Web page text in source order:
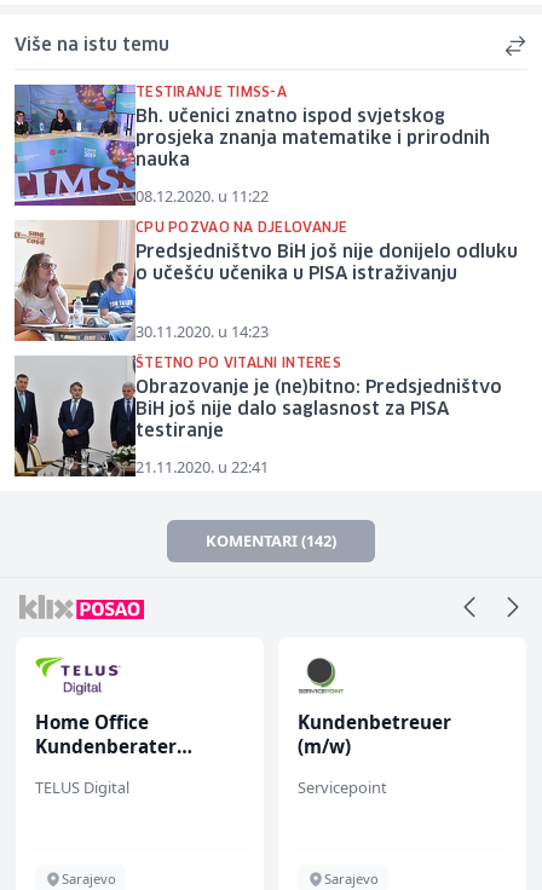
Više na istu temu
TESTIRANJE TIMSS-A
Bh. učenici znatno ispod svjetskog
prosjeka znanja matematike i prirodnih
nauka
08.12.2020. u 11:22
CPU POZVAO NA DJELOVANJE
Predsjedništvo BiH još nije donijelo odluku
o učešću učenika u PISA istraživanju
30.11.2020. u 14:23
ŠTETNO PO VITALNI INTERES
Obrazovanje je (ne)bitno: Predsjedništvo
BiH još nije dalo saglasnost za PISA
testiranje
21.11.2020. u 22:41
KOMENTARI (142)
Home Office
Kundenberater
TELUS Digital
Sarajevo
Kundenbetreuer
(m/w)
Servicepoint
Sarajevo